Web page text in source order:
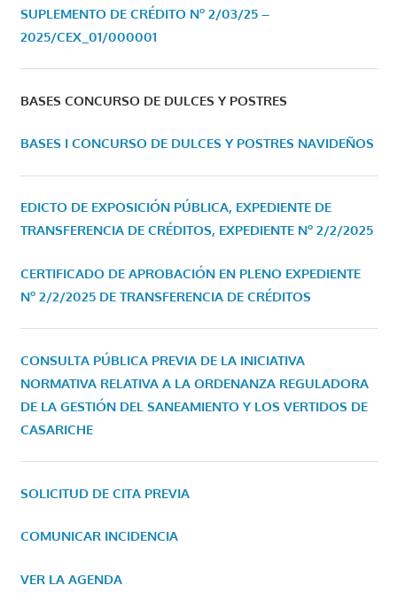
SUPLEMENTO DE CRÉDITO Nº 2/03/25 –
2025/CEX_01/000001
BASES CONCURSO DE DULCES Y POSTRES
BASES I CONCURSO DE DULCES Y POSTRES NAVIDEÑOS
EDICTO DE EXPOSICIÓN PÚBLICA, EXPEDIENTE DE
TRANSFERENCIA DE CRÉDITOS, EXPEDIENTE Nº 2/2/2025
CERTIFICADO DE APROBACIÓN EN PLENO EXPEDIENTE
Nº 2/2/2025 DE TRANSFERENCIA DE CRÉDITOS
CONSULTA PÚBLICA PREVIA DE LA INICIATIVA
NORMATIVA RELATIVA A LA ORDENANZA REGULADORA
DE LA GESTIÓN DEL SANEAMIENTO Y LOS VERTIDOS DE
CASARICHE
SOLICITUD DE CITA PREVIA
COMUNICAR INCIDENCIA
VER LA AGENDA